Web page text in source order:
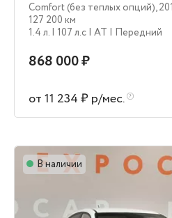
Comfort (без теплых опций),
127 200 км
1.4 л. | 107 л.c | AT | Передний
868 000 ₽
от 11 234 ₽ р/мес.
В наличии